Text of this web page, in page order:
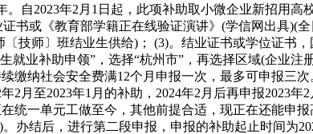
。自2023年2月1日起，此项补助取小微企业新招用
书或《教育部学籍正在线验证演讲》(学信网出具)(
技师〕班结业生供给)； (3)。结业证书或学位证书
就业补助申领”，选择“杭州市”，再选择区域(企业
缴纳社会安全费满12个月申报一次，最多可申报三
2月至2023年1月的补助，2024年2月后再申报2023
统一单元工做至今，其他前提合适，现正在还能申
办结后，进行第二段申报，申报的补助起止时间为